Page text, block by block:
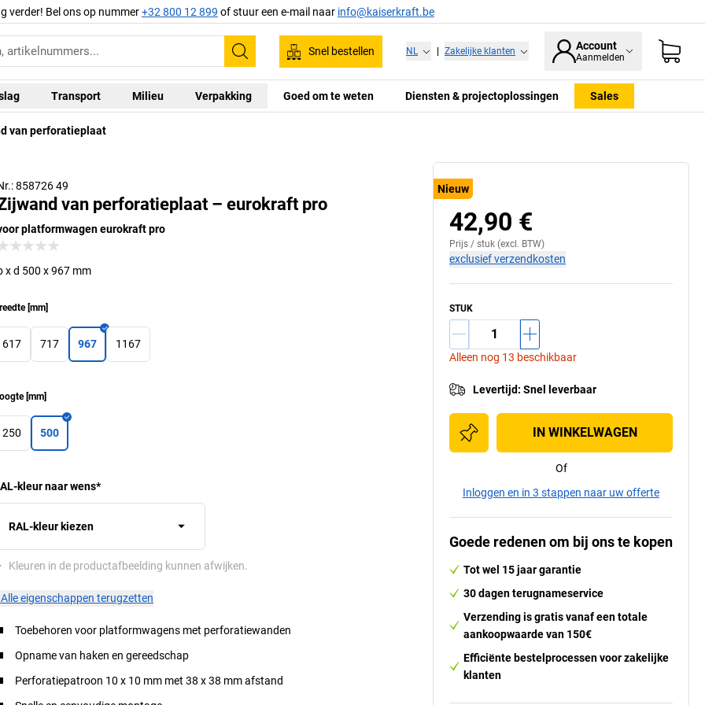
verder! Bel ons op nummer+32 800 12 899 of stuur een e-mail naar info@kaiserkraft.be
Zoeken
Snel bestellen NL Zakelijke klanten Account
Aanmelden
Transport Milieu Verpakking Goed om te weten Diensten & projectoplossingen Sales
van perforatieplaat
858726 49
van perforatieplaat – eurokraft pro
platformwagen eurokraft pro
x d 500 x 967 mm
[mm]
617 717 967 1167
[mm]
250 500
kleur naar wens*
RAL-kleur kiezen
Kleuren in de productafbeelding kunnen afwijken.
Alle eigenschappen terugzetten
Toebehoren voor platformwagens met perforatiewanden
Opname van haken en gereedschap
Perforatiepatroon 10 x 10 mm met 38 x 38 mm afstand
Toepassingsvoorbeeld
Nieuw
42,90 €
Prijs / stuk (excl. BTW)
exclusief verzendkosten
STUK
Alleen nog 13 beschikbaar
Levertijd: Snel leverbaar
IN WINKELWAGEN
Of
Inloggen en in 3 stappen naar uw offerte
Goede redenen om bij ons te kopen
Tot wel 15 jaar garantie
30 dagen terugnameservice
Verzending is gratis vanaf een totale
aankoopwaarde van 150€
Efficiënte bestelprocessen voor zakelijke
klanten